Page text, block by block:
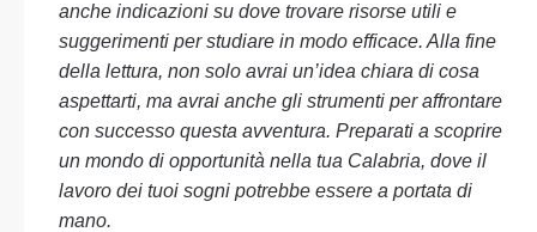
anche indicazioni su dove trovare risorse utili e
suggerimenti per studiare in modo efficace. Alla fine
della lettura, non solo avrai un’idea chiara di cosa
aspettarti, ma avrai anche gli strumenti per affrontare
con successo questa avventura. Preparati a scoprire
un mondo di opportunità nella tua Calabria, dove il
lavoro dei tuoi sogni potrebbe essere a portata di
mano.